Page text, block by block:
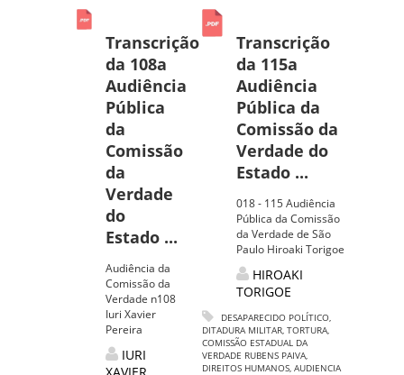
Transcrição
da 108a
Audiência
Pública
da
Comissão
da
Verdade
do
Estado ...
Audiência da
Comissão da
Verdade n108
Iuri Xavier
Pereira
IURI
Transcrição
da 115a
Audiência
Pública da
Comissão da
Verdade do
Estado ...
018 - 115 Audiência
Pública da Comissão
da Verdade de São
Paulo Hiroaki Torigoe
HIROAKI
TORIGOE
DESAPARECIDO POLÍTICO,
DITADURA MILITAR, TORTURA,
COMISSÃO ESTADUAL DA
VERDADE RUBENS PAIVA,
DIREITOS HUMANOS, AUDIENCIA